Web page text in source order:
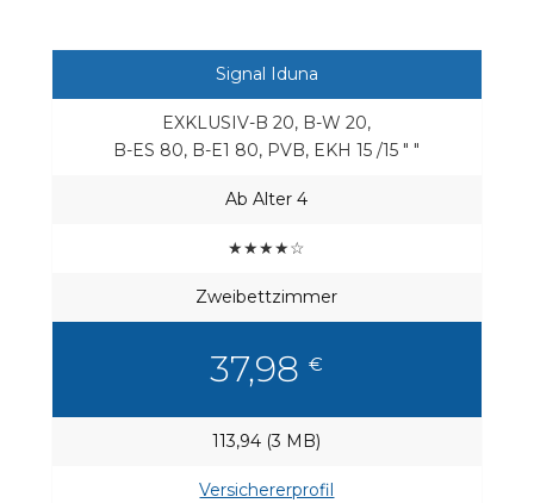
Signal Iduna
EXKLUSIV-B 20, B-W 20,
B-ES 80, B-E1 80, PVB, EKH 15 /15 " "
Ab Alter 4
★★★★☆
Zweibettzimmer
37,98€
113,94 (3 MB)
Versichererprofil